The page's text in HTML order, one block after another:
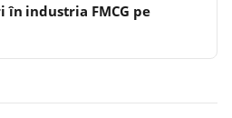
în industria FMCG pe